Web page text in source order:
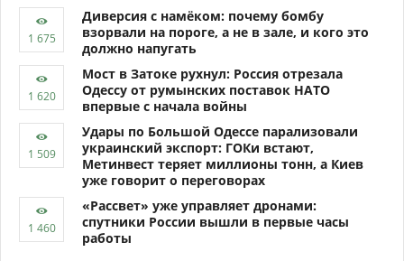
Диверсия с намёком: почему бомбу
взорвали на пороге, а не в зале, и кого это
должно напугать
Мост в Затоке рухнул: Россия отрезала
Одессу от румынских поставок НАТО
впервые с начала войны
Удары по Большой Одессе парализовали
украинский экспорт: ГОКи встают,
Метинвест теряет миллионы тонн, а Киев
уже говорит о переговорах
«Рассвет» уже управляет дронами:
спутники России вышли в первые часы
работы